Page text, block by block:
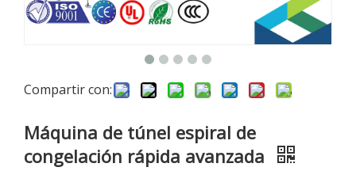
Compartir con:
Máquina de túnel espiral de
congelación rápida avanzada